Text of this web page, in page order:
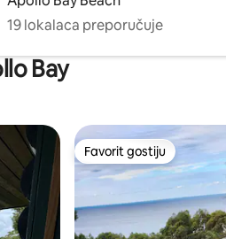
19 lokalaca preporučuje
Bay
Favorit gostiju
Favorit gostiju